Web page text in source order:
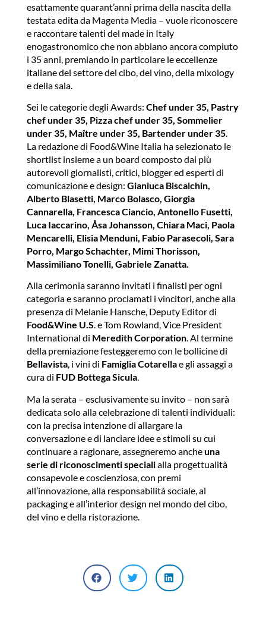
esattamente quarant’anni prima della nascita della
testata edita da Magenta Media – vuole riconoscere
e raccontare talenti del made in Italy
enogastronomico che non abbiano ancora compiuto
i 35 anni, premiando in particolare le eccellenze
italiane del settore del cibo, del vino, della mixology
e della sala.
Sei le categorie degli Awards: Chef under 35, Pastry
chef under 35, Pizza chef under 35, Sommelier
under 35, Maître under 35, Bartender under 35.
La redazione di Food&Wine Italia ha selezionato le
shortlist insieme a un board composto dai più
autorevoli giornalisti, critici, blogger ed esperti di
comunicazione e design: Gianluca Biscalchin,
Alberto Blasetti, Marco Bolasco, Giorgia
Cannarella, Francesca Ciancio, Antonello Fusetti,
Luca Iaccarino, Åsa Johansson, Chiara Maci, Paola
Mencarelli, Elisia Menduni, Fabio Parasecoli, Sara
Porro, Margo Schachter, Mimi Thorisson,
Massimiliano Tonelli, Gabriele Zanatta.
Alla cerimonia saranno invitati i finalisti per ogni
categoria e saranno proclamati i vincitori, anche alla
presenza di Melanie Hansche, Deputy Editor di
Food&Wine U.S. e Tom Rowland, Vice President
International di Meredith Corporation. Al termine
della premiazione festeggeremo con le bollicine di
Bellavista, i vini di Famiglia Cotarellae gli assaggi a
cura di FUD Bottega Sicula.
Ma la serata – esclusivamente su invito – non sarà
dedicata solo alla celebrazione di talenti individuali:
con la precisa intenzione di allargare la
conversazione e di lanciare idee e stimoli su cui
continuare a ragionare, assegneremo ancheuna
serie di riconoscimenti specialialla progettualità
consapevole e coscienziosa, con premi
all’innovazione, alla responsabilità sociale, al
packaging e all’interior design nel mondo del cibo,
del vino e della ristorazione.